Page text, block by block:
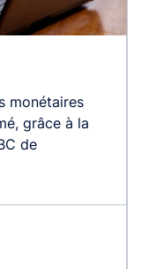
monétaires
grâce à la
de